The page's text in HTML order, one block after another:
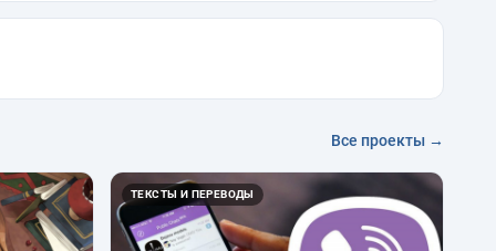
Все проекты →
ТЕКСТЫ И ПЕРЕВОДЫ